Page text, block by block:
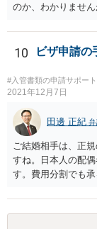
のか、わかりませ
詳しく、双方の主
は、理解にいたる
10 ビザ申請の
#入管書類の申請サポート
2021年12月7日
田邊 正紀
ご結婚相手は、正
すね。日本人の配
す。費用分割でも承